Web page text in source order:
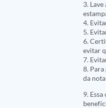
3.
4.
5.
6.
evitar
7.
8.
da
9.